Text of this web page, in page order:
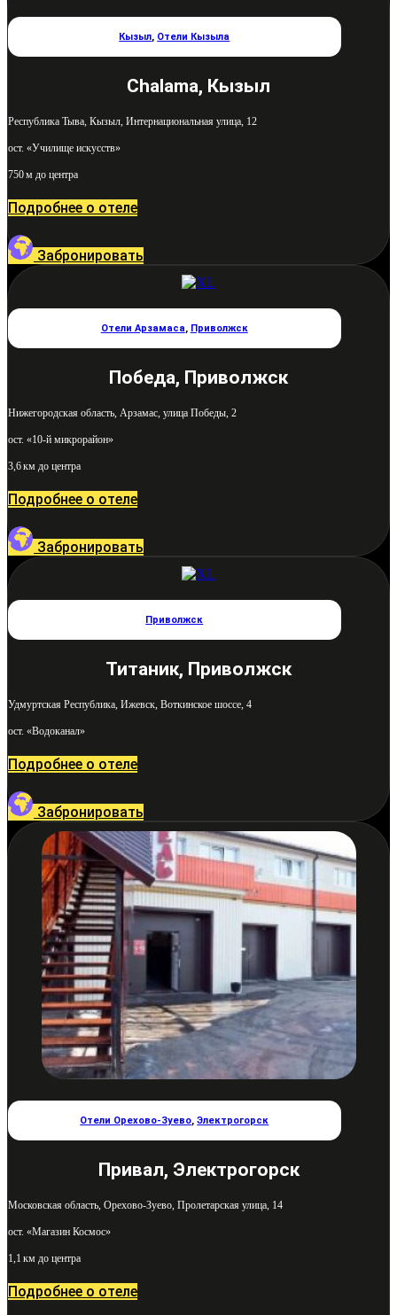
Кызыл, Отели Кызыла
Chalama, Кызыл
Республика Тыва, Кызыл, Интернациональная улица, 12
ост. «Училище искусств»
750 м до центра
Подробнее о отеле
Забронировать
Отели Арзамаса, Приволжск
Победа, Приволжск
Нижегородская область, Арзамас, улица Победы, 2
ост. «10-й микрорайон»
3,6 км до центра
Подробнее о отеле
Забронировать
Приволжск
Титаник, Приволжск
Удмуртская Республика, Ижевск, Воткинское шоссе, 4
ост. «Водоканал»
Подробнее о отеле
Забронировать
Отели Орехово-Зуево,Электрогорск
Привал, Электрогорск
Московская область, Орехово-Зуево, Пролетарская улица, 14
ост. «Магазин Космос»
1,1 км до центра
Подробнее о отеле